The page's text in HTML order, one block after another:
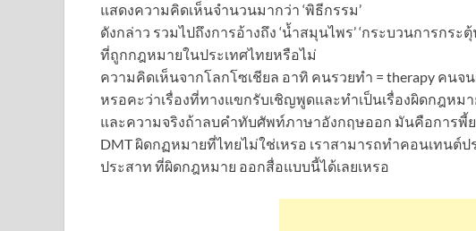
แสดงความคิดเห็นจำนวนมากว่า ‘พิธีกรรม’
ดังกล่าว รวมไปถึงการอ้างถึง ‘น้ำสมุนไพร’ ‘กระบวนการกร
ที่ถูกกฎหมายในประเทศไทยหรือไม่
ความคิดเห็นจากโลกโซเชียล อาทิ คนรวยทำ = therapy คนจ
หรอคะว่าเรื่องที่ทางแขกรับเชิญพูดและทำเป็นเรื่องผิดกฎหมา
และความจริงถ้าลบคำทับศัพท์ภาษาอังกฤษออก มันคือการพี้
DMT ผิดกฏหมายที่ไทยไม่ใช่เหรอ เราสามารถทำคอนเทน
ประสาท ที่ผิดกฎหมาย ออกสื่อแบบนี้ได้เลยเหรอ